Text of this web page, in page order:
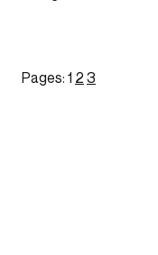
Pages: 1 2 3